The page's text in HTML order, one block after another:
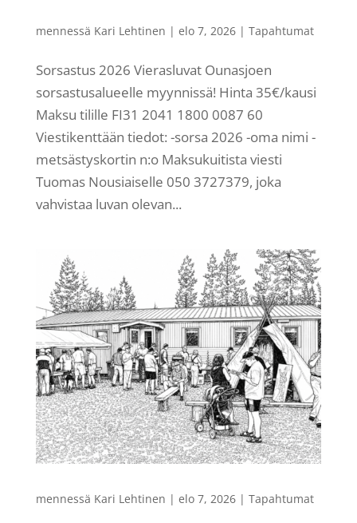
mennessä Kari Lehtinen | elo 7, 2026| Tapahtumat
Sorsastus 2026 Vierasluvat Ounasjoen
sorsastusalueelle myynnissä! Hinta 35€/kausi
Maksu tilille FI31 2041 1800 0087 60
Viestikenttään tiedot: -sorsa 2026 -oma nimi -
metsästyskortin n:o Maksukuitista viesti
Tuomas Nousiaiselle 050 3727379, joka
vahvistaa luvan olevan...
mennessä Kari Lehtinen | elo 7, 2026| Tapahtumat